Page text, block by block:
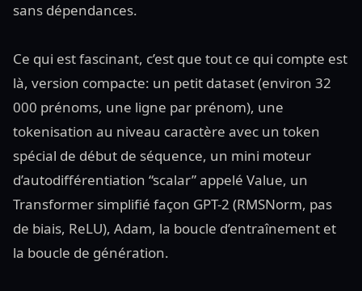
sans dépendances.
Ce qui est fascinant, c’est que tout ce qui compte est
là, version compacte: un petit dataset (environ 32
000 prénoms, une ligne par prénom), une
tokenisation au niveau caractère avec un token
spécial de début de séquence, un mini moteur
d’autodifférentiation “scalar” appelé Value, un
Transformer simplifié façon GPT-2 (RMSNorm, pas
de biais, ReLU), Adam, la boucle d’entraînement et
la boucle de génération.